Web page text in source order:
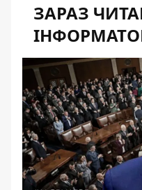
ЗАРАЗ